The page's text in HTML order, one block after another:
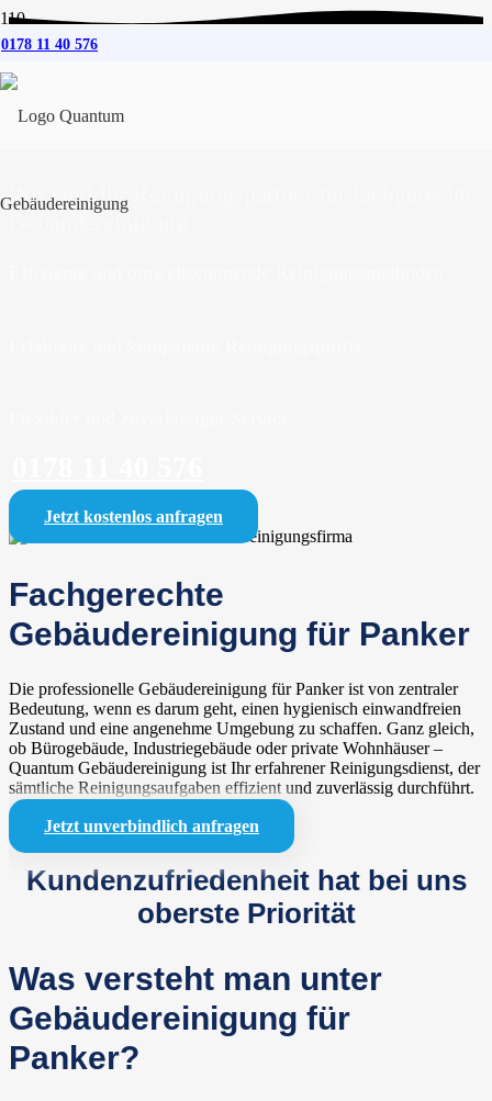
0178 11 40 576
Gebäudereinigung
Panker
Wir sind Ihr Reinigungspartner für fachgerechte
Gebäudereinigung
Jetzt kostenlos anfragen
Fachgerechte
Gebäudereinigung für Panker
Die professionelle Gebäudereinigung für Panker ist von zentraler
Bedeutung, wenn es darum geht, einen hygienisch einwandfreien
Zustand und eine angenehme Umgebung zu schaffen. Ganz gleich,
ob Bürogebäude, Industriegebäude oder private Wohnhäuser –
Quantum Gebäudereinigung ist Ihr erfahrener Reinigungsdienst, der
sämtliche Reinigungsaufgaben effizient und zuverlässig durchführt.
Jetzt unverbindlich anfragen
Kundenzufriedenheit hat bei uns
oberste Priorität
Was versteht man unter
Gebäudereinigung für
Panker?